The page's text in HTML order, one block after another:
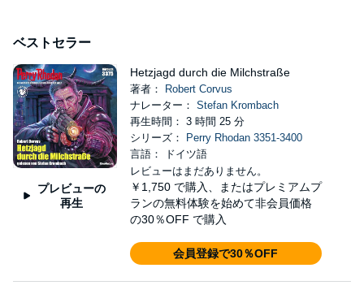
ベストセラー
プレビューの
再生
Hetzjagd durch die Milchstraße
著者：
Robert Corvus
ナレーター： Stefan Krombach
再生時間： 3 時間 25 分
シリーズ：
Perry Rhodan 3351-3400
言語： ドイツ語
レビューはまだありません。
￥1,750 で購入、またはプレミアムプ
ランの無料体験を始めて非会員価格
の30％OFF で購入
会員登録で30％OFF